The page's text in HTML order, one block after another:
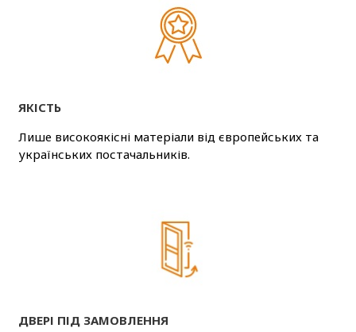
ЯКІСТЬ
Лише високоякісні матеріали від європейських та
українських постачальників.
ДВЕРІ ПІД ЗАМОВЛЕННЯ